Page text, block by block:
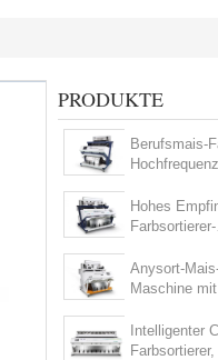
PRODUKTE
Berufsmais-
Hohes
Farbsortierer-
Maschine
Anysort-
Maschine
Intelligenter